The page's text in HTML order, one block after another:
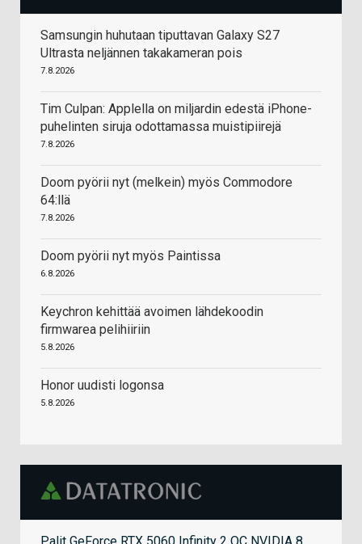
Samsungin huhutaan tiputtavan Galaxy S27
Ultrasta neljännen takakameran pois
7.8.2026
Tim Culpan: Applella on miljardin edestä iPhone-
puhelinten siruja odottamassa muistipiirejä
7.8.2026
Doom pyörii nyt (melkein) myös Commodore
64:llä
7.8.2026
Doom pyörii nyt myös Paintissa
6.8.2026
Keychron kehittää avoimen lähdekoodin
firmwarea pelihiiriin
5.8.2026
Honor uudisti logonsa
5.8.2026